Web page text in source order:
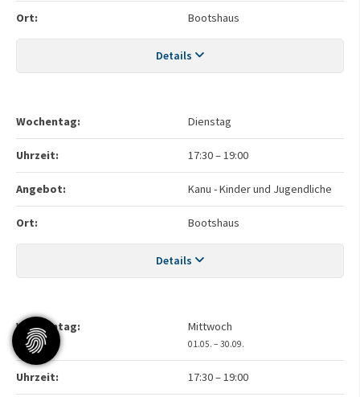
Ort: Bootshaus
Details
Wochentag: Dienstag
Uhrzeit: 17:30–19:00
Angebot: Kanu - Kinder und Jugendliche
Ort: Bootshaus
Details
Wochentag: Mittwoch
01.05. – 30.09.
Uhrzeit: 17:30–19:00